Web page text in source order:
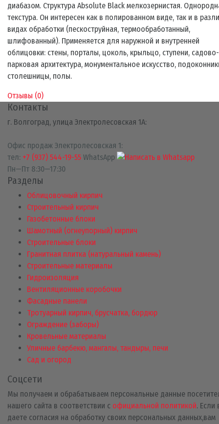
диабазом. Структура Absolute Black мелкозернистая.
текстура. Он интересен как в полированном виде, так и в
видах обработки (пескоструйная, термообработанный,
шлифованный). Применяется для наружной и внутренней
облицовки: стены, порталы, цоколь, крыльцо, ступени, садово-
парковая архитектура, монументальное искусство,
столешницы, полы.
Отзывы (0)
Контакты
г. Волгоград, улица Электролесовская 1А:
Офис продаж Электролесовская 1:
тел: +7 (937) 544-19-55 WhatsApp
Пн—Пт 8:30—17:30
Разделы
Облицовочный кирпич
Строительный кирпич
Газобетонные блоки
Шамотный (огнеупорный) кирпич
Строительные блоки
Гранитная плитка (натуральный камень)
Строительные материалы
Гидроизоляция
Вентиляционные коробочки
Фасадные панели
Тротуарный кирпич, брусчатка, бордюр
Ограждение (заборы)
Кровельные материалы
Уличные барбекю, мангалы, тандыры, печи
Сад и огород
Соцсети
Мы получаем и обрабатываем персональные данные
нашего сайта в соответствии с официальной политикой. Если
даете согласия на обработку своих персональных данных,вам